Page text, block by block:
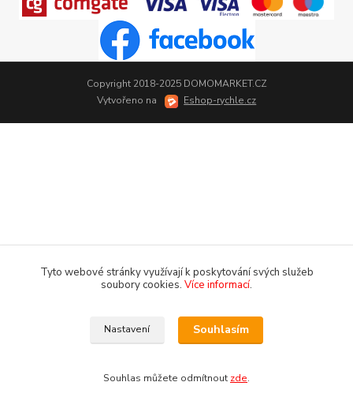
Copyright 2018-2025 DOMOMARKET.CZ
Vytvořeno na
Eshop-rychle.cz
Tyto webové stránky využívají k poskytování svých služeb
soubory cookies. Více informací.
Nastavení Souhlasím
Souhlas můžete odmítnout zde.